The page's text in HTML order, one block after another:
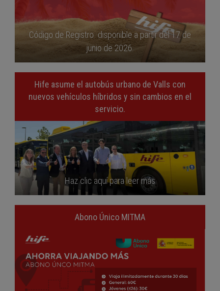
Código de Registro disponible a partir del 17 de
junio de 2026.
Hife asume el autobús urbano de Valls con
nuevos vehículos híbridos y sin cambios en el
servicio.
Haz clic aquí para leer más
Abono Único MITMA